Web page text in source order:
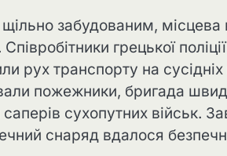
забудованим,
грецької
рух транспорту на
пожежники, бригада
сухопутних військ.
снаряд вдалося